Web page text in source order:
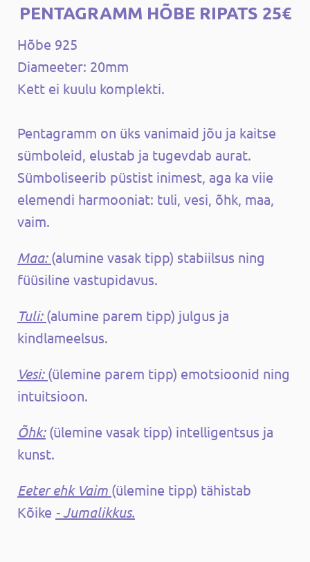
PENTAGRAMM HÕBE RIPATS 25€
Hõbe 925
Diameeter: 20mm
Kett ei kuulu komplekti.
Pentagramm on üks vanimaid jõu ja kaitse
sümboleid, elustab ja tugevdab aurat.
Sümboliseerib püstist inimest, aga ka viie
elemendi harmooniat: tuli, vesi, õhk, maa,
vaim.
Maa: (alumine vasak tipp) stabiilsus ning
füüsiline vastupidavus.
Tuli: (alumine parem tipp) julgus ja
kindlameelsus.
Vesi: (ülemine parem tipp) emotsioonid ning
intuitsioon.
Õhk:(ülemine vasak tipp) intelligentsus ja
kunst.
Eeter ehk Vaim (ülemine tipp) tähistab
Kõike - Jumalikkus.